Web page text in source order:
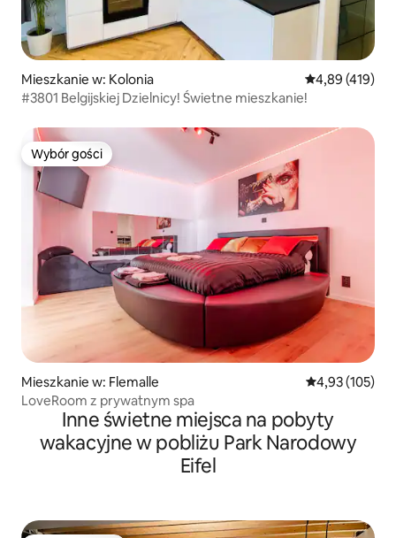
Mieszkanie w: Kolonia Średnia
4,89 (419)
#3801 Belgijskiej Dzielnicy! Świetne mieszkanie!
Wybór gości
Wybór gości
Mieszkanie w: Flemalle Średnia
4,93 (105)
LoveRoom z prywatnym spa
Inne świetne miejsca na pobyty
wakacyjne w pobliżu Park Narodowy
Eifel